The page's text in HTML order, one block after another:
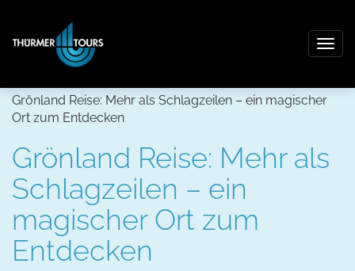
Grönland Reise: Mehr als Schlagzeilen – ein magischer
Ort zum Entdecken
Grönland Reise: Mehr als
Schlagzeilen – ein
magischer Ort zum
Entdecken